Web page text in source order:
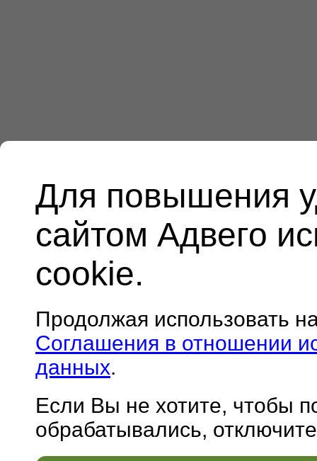
Для повышения
сайтом Адвего
cookie.
Продолжая использовать
Соглашения в отношении
данных.
Если Вы не хотите, чтобы
обрабатывались,